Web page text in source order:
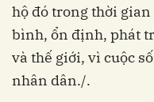
hộ đó trong thời
bình, ổn định, phát
và thế giới, vì cuộc
nhân dân./.